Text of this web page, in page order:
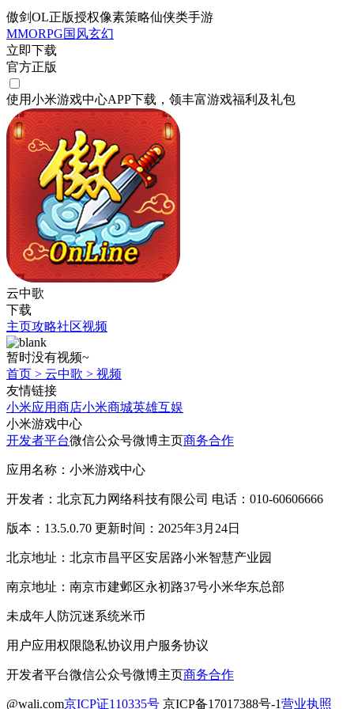
傲剑OL正版授权像素策略仙侠类手游
MMORPG国风玄幻
立即下载
官方正版
使用小米游戏中心APP下载 ，领丰富游戏福利 及礼包
云中歌
下载
主页攻略社区视频
暂时没有视频~
首页 > 云中歌 > 视频
友情链接
小米应用商店小米商城英雄互娱
小米游戏中心
开发者平台微信公众号微博主页商务合作
应用名称：小米游戏中心
开发者：北京瓦力网络科技有限公司 电话：010-60606666
版本：13.5.0.70 更新时间：2025年3月24日
北京地址：北京市昌平区安居路小米智慧产业园
南京地址：南京市建邺区永初路37号小米华东总部
未成年人防沉迷系统米币
用户应用权限隐私协议用户服务协议
开发者平台微信公众号微博主页商务合作
@wali.com京ICP证110335号 京ICP备17017388号-1营业执照